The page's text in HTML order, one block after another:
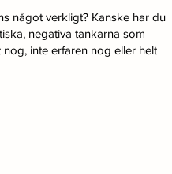
något verkligt? Kanske har du
negativa tankarna som
inte erfaren nog eller helt